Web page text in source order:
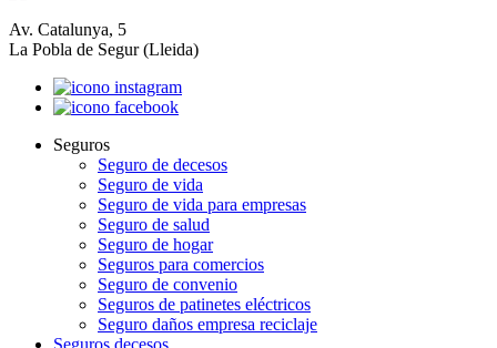
Av. Catalunya, 5
La Pobla de Segur (Lleida)
Seguros
Seguro de decesos
Seguro de vida
Seguro de vida para empresas
Seguro de salud
Seguro de hogar
Seguros para comercios
Seguro de convenio
Seguros de patinetes eléctricos
Seguro daños empresa reciclaje
Seguros decesos